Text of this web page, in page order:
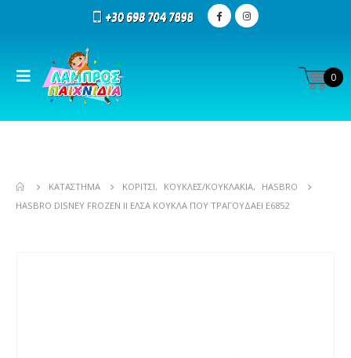
0
ΚΑΤΆΣΤΗΜΑ ΚΟΡΊΤΣΙ, ΚΟΎΚΛΕΣ/ΚΟΥΚΛΆΚΙΑ,
HASBRO
HASBRO DISNEY FROZEN II ΈΛΣΑ ΚΟΎΚΛΑ ΠΟΥ ΤΡΑΓΟΥΔΆΕΙ E6852